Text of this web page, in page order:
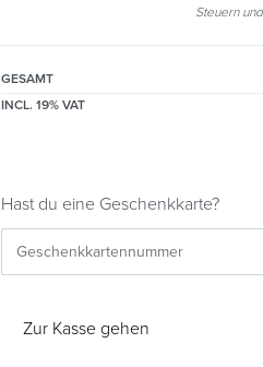
Steuern
GESAMT
INCL. 19% VAT
Hast du eine Geschenkkarte?
Zur Kasse gehen